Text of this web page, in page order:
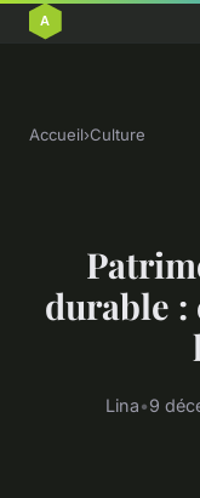
Accueil›Culture
durable
Lina•9